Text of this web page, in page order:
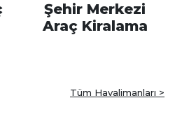
Şehir Merkezi
Araç Kiralama
Tüm Havalimanları >